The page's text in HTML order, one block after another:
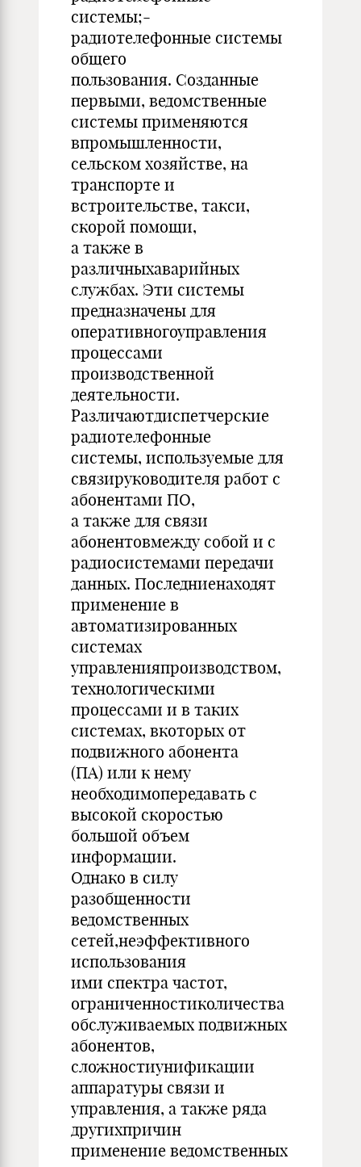
системы;-
радиотелефонные системы
общего
пользования. Созданные
первыми, ведомственные
системы применяются
впромышленности,
сельском хозяйстве, на
транспорте и
встроительстве, такси,
скорой помощи,
а также в
различныхаварийных
службах. Эти системы
предназначены для
оперативногоуправления
процессами
производственной
деятельности.
Различаютдиспетчерские
радиотелефонные
системы, используемые для
связируководителя работ с
абонентами ПО,
а также для связи
абонентовмежду собой и с
радиосистемами передачи
данных. Последниенаходят
применение в
автоматизированных
системах
управленияпроизводством,
технологическими
процессами и в таких
системах, вкоторых от
подвижного абонента
(ПА) или к нему
необходимопередавать с
высокой скоростью
большой объем
информации.
Однако в силу
разобщенности
ведомственных
сетей,неэффективного
использования
ими спектра частот,
ограниченностиколичества
обслуживаемых подвижных
абонентов,
сложностиунификации
аппаратуры связи и
управления, а также ряда
другихпричин
применение ведомственных